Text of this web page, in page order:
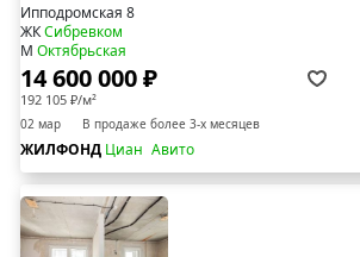
Ипподромская 8
ЖКСибревком
М Октябрьская
14 600 000 ₽
192 105 ₽/м²
02 мар В продаже более 3-х месяцев
ЖИЛФОНД Циан Авито